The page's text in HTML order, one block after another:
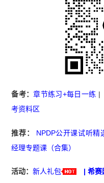
备考：章节练习+每日一练 |
考资料区
推荐： NPDP公开课试听精
经理专题课（合集）
活动：新人礼包 | 希赛